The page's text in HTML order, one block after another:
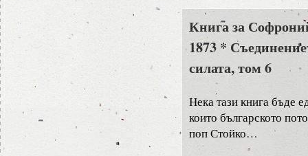
Книга за
1873 *
силата, том 6
Нека тази книга бъде
които българското
поп Стойко…